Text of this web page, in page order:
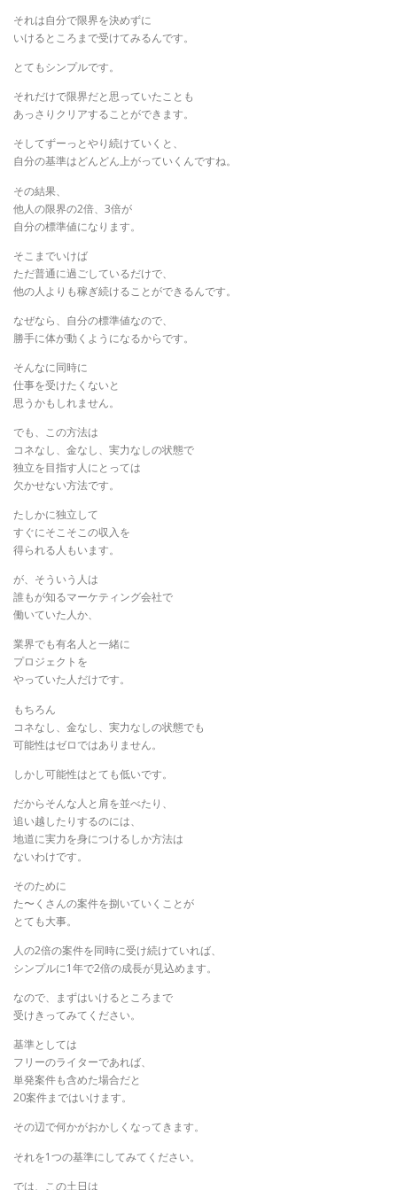
​それは自分で限界を決めずに
いけるところまで受けてみるんです。
​とてもシンプルです。
​それだけで限界だと思っていたことも
あっさりクリアすることができます。
​そしてずーっとやり続けていくと、
自分の基準はどんどん上がっていくんですね。
​その結果、
他人の限界の2倍、3倍が
自分の標準値になります。
​そこまでいけば
ただ普通に過ごしているだけで、
他の人よりも稼ぎ続けることができるんです。
​なぜなら、自分の標準値なので、
勝手に体が動くようになるからです。
​そんなに同時に
仕事を受けたくないと
思うかもしれません。
でも、この方法は
コネなし、金なし、実力なしの状態で
独立を目指す人にとっては
欠かせない方法です。
​たしかに独立して
すぐにそこそこの収入を
得られる人もいます。
​が、そういう人は
誰もが知るマーケティング会社で
働いていた人か、
​業界でも有名人と一緒に
プロジェクトを
やっていた人だけです。
​もちろん
コネなし、金なし、実力なしの状態でも
可能性はゼロではありません。
​しかし可能性はとても低いです。
​だからそんな人と肩を並べたり、
追い越したりするのには、
地道に実力を身につけるしか方法は
ないわけです。
​そのために
た〜くさんの案件を捌いていくことが
とても大事。
人の2倍の案件を同時に受け続けていれば、
シンプルに1年で2倍の成長が見込めます。
​なので、まずはいけるところまで
受けきってみてください。
​基準としては
フリーのライターであれば、
単発案件も含めた場合だと
20案件まではいけます。
​その辺で何かがおかしくなってきます。
​それを1つの基準にしてみてください。
​では、この土日は